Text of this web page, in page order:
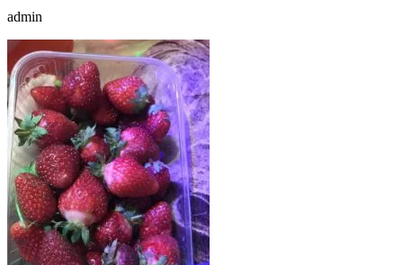
admin